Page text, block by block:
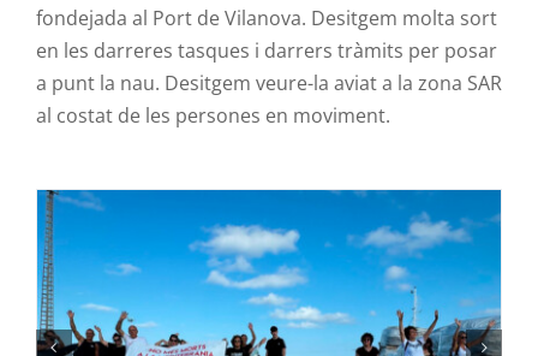
fondejada al Port de Vilanova. Desitgem molta sort
en les darreres tasques i darrers tràmits per posar
a punt la nau. Desitgem veure-la aviat a la zona SAR
al costat de les persones en moviment.